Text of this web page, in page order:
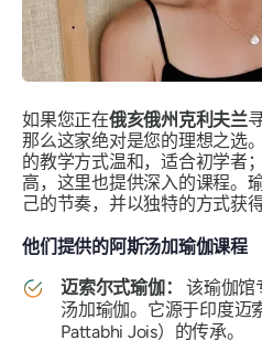
如果您正在俄亥俄州克利夫兰
那么这家绝对是您的理想之选
的教学方式温和，适合初学者
高，这里也提供深入的课程。
己的节奏，并以独特的方式获得
他们提供的阿斯汤加瑜伽课程
迈索尔式瑜伽：
该瑜伽馆
汤加瑜伽。它源于印度迈
Pattabhi Jois）的传承。